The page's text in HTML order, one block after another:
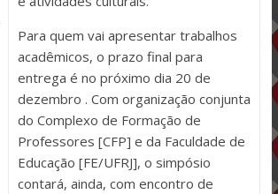
Para quem vai apresentar trabalhos
acadêmicos, o prazo final para
entrega é no próximo dia 20 de
dezembro . Com organização conjunta
do Complexo de Formação de
Professores [CFP] e da Faculdade de
Educação [FE/UFRJ], o simpósio
contará, ainda, com encontro de